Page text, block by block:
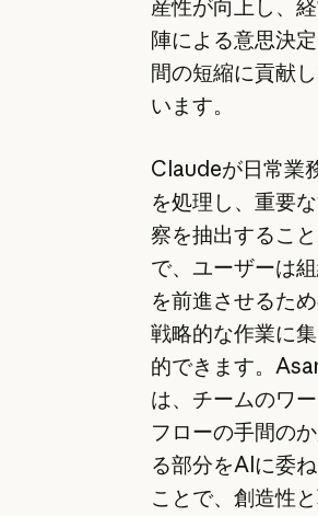
産性が向上し、
陣による意思決
間の短縮に貢献
います。
Claudeが日常業
を処理し、重要
察を抽出すること
で、ユーザーは
を前進させるた
戦略的な作業に
的できます。
は、チームのワ
フローの手間の
る部分をAIに委
ことで、創造性